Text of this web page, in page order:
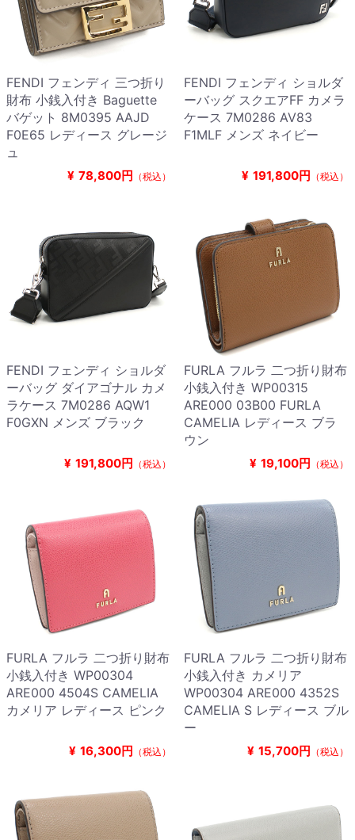
FENDI フェンディ 三つ折り
財布 小銭入付き Baguette
バゲット 8M0395 AAJD
F0E65 レディース グレージ
ュ
¥ 78,800円 （税込）
FENDI フェンディ ショルダ
ーバッグ スクエアFF カメラ
ケース 7M0286 AV83
F1MLF メンズ ネイビー
¥ 191,800円 （税込）
FENDI フェンディ ショルダ
ーバッグ ダイアゴナル カメ
ラケース 7M0286 AQW1
F0GXN メンズ ブラック
¥ 191,800円 （税込）
FURLA フルラ 二つ折り財布
小銭入付き WP00315
ARE000 03B00 FURLA
CAMELIA レディース ブラ
ウン
¥ 19,100円 （税込）
FURLA フルラ 二つ折り財布
小銭入付き WP00304
ARE000 4504S CAMELIA
カメリア レディース ピンク
¥ 16,300円 （税込）
FURLA フルラ 二つ折り財布
小銭入付き カメリア
WP00304 ARE000 4352S
CAMELIA S レディース ブル
ー
¥ 15,700円 （税込）